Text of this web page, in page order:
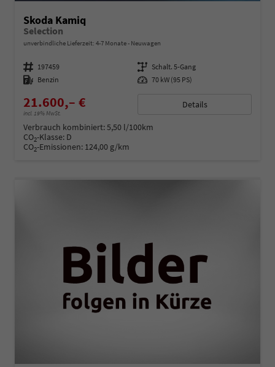
Skoda Kamiq
Selection
unverbindliche Lieferzeit: 4-7 Monate Neuwagen
Fahrzeugnummer 197459 Getriebe Schalt. 5-Gang
Kraftstoff Benzin Leistung 70 kW (95 PS)
21.600,– €
incl. 19% MwSt.
Details
Verbrauch kombiniert:5,50 l/100km
CO2-Klasse: D
CO2-Emissionen: 124,00 g/km